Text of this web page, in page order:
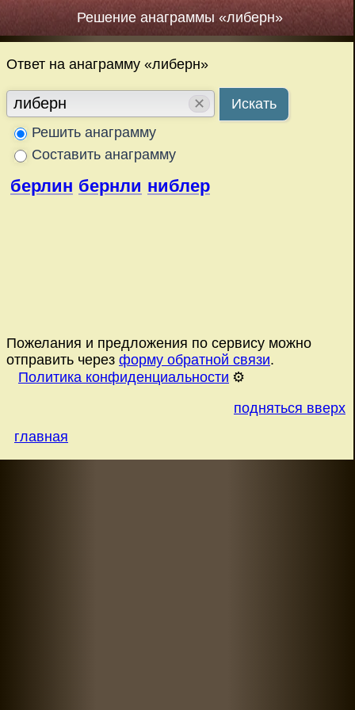
Решение анаграммы «либерн»
Ответ на анаграмму «либерн»
✕
Искать
Решить анаграмму
Составить анаграмму
берлин бернли ниблер
Пожелания и предложения по сервису можно
отправить через форму обратной связи.
Политика конфиденциальности ⚙️
подняться вверх
главная